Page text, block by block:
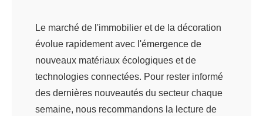
Le marché de l'immobilier et de la décoration
évolue rapidement avec l'émergence de
nouveaux matériaux écologiques et de
technologies connectées. Pour rester informé
des dernières nouveautés du secteur chaque
semaine, nous recommandons la lecture de